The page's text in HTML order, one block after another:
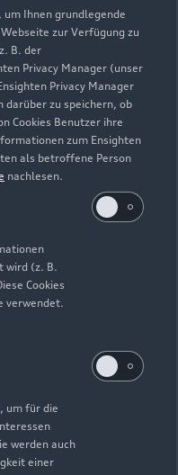
um Ihnen grundlegende
zur Verfügung zu
B. der
Privacy Manager (unser
Privacy Manager
darüber zu speichern, ob
Cookies Benutzer ihre
zum Ensighten
als betroffene Person
nachlesen.
wird (z. B.
Cookies
verwendet.
um für die
werden auch
einer
Zurück nach oben